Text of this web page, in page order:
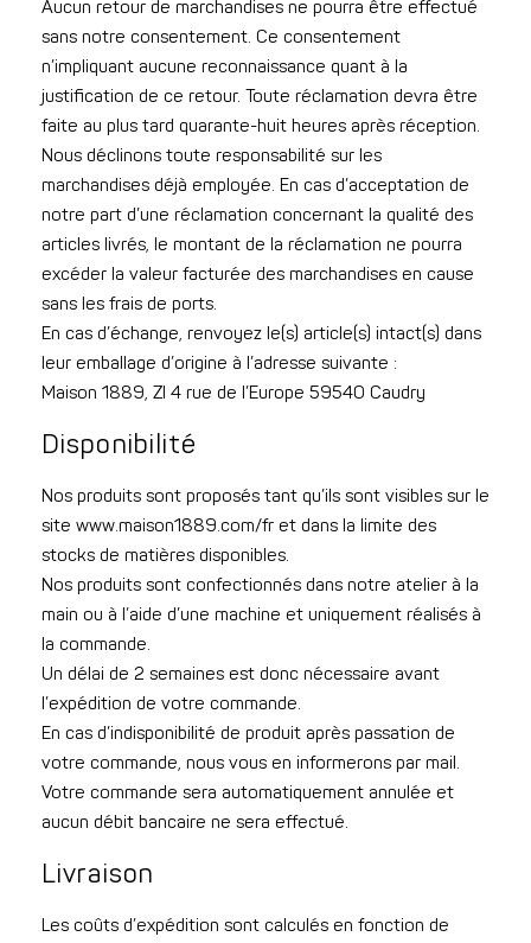
Aucun retour de marchandises ne pourra être effectué
sans notre consentement. Ce consentement
n’impliquant aucune reconnaissance quant à la
justification de ce retour. Toute réclamation devra être
faite au plus tard quarante-huit heures après réception.
Nous déclinons toute responsabilité sur les
marchandises déjà employée. En cas d’acceptation de
notre part d’une réclamation concernant la qualité des
articles livrés, le montant de la réclamation ne pourra
excéder la valeur facturée des marchandises en cause
sans les frais de ports.
En cas d’échange, renvoyez le(s) article(s) intact(s) dans
leur emballage d’origine à l’adresse suivante :
Maison 1889, ZI 4 rue de l’Europe 59540 Caudry
Disponibilité
Nos produits sont proposés tant qu’ils sont visibles sur le
site www.maison1889.com/fr et dans la limite des
stocks de matières disponibles.
Nos produits sont confectionnés dans notre atelier à la
main ou à l’aide d’une machine et uniquement réalisés à
la commande.
Un délai de 2 semaines est donc nécessaire avant
l’expédition de votre commande.
En cas d’indisponibilité de produit après passation de
votre commande, nous vous en informerons par mail.
Votre commande sera automatiquement annulée et
aucun débit bancaire ne sera effectué.
Livraison
Les coûts d’expédition sont calculés en fonction de